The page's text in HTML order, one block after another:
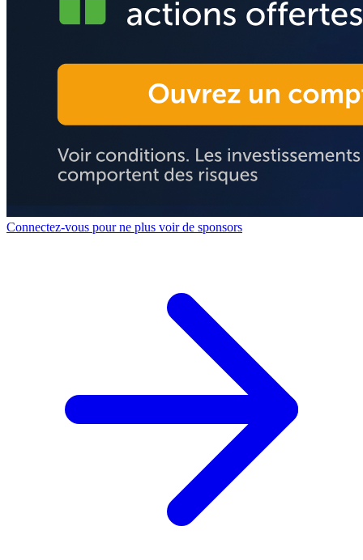
Connectez-vous pour ne plus voir de sponsors